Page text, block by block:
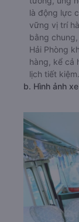
là động lực
vững vị trí
bằng
Hải Phòng
hàng, kể cả
lịch tiết kiệm.
b. Hình ảnh